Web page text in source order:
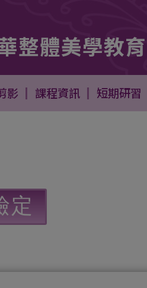
- 跑馬燈 美
期快速培訓課程 -
整體美學教
影 課程資訊 短期研習
定